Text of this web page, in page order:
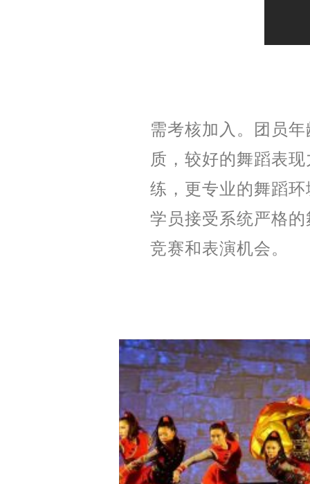
需考核加入。团员
质，较好的舞蹈表
练，更专业的舞蹈
学员接受系统严格
竞赛和表演机会。